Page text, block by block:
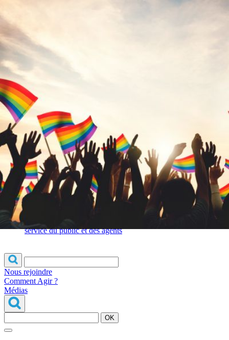
Qui
sommes-
nous ?
newsletter
Rémunération
|
OTE et DDI
|
Travail & santé
|
Action sociale
|
Le dialogue social engagé pour une Intelligence Artificielle au
service du public et des agents
Nous rejoindre
Comment Agir ?
Médias
OK